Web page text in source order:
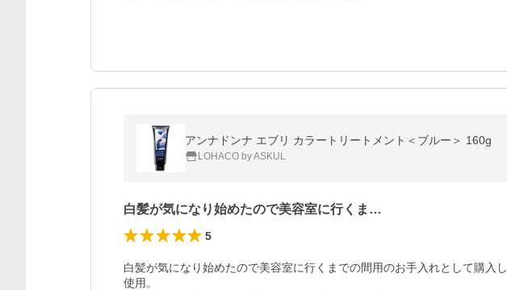
アンナドンナ エブリ カラートリートメント＜ブルー＞ 160g
LOHACO by ASKUL
白髪が気になり始めたので美容室に行くま…
5
白髪が気になり始めたので美容室に行くまでの間用のお手入れとして購入
使用。